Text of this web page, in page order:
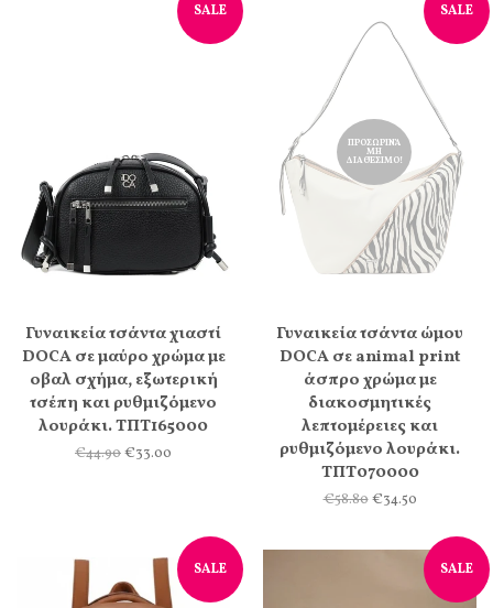
SALE
Γυναικεία τσάντα χιαστί
DOCA σε μαύρο χρώμα με
οβαλ σχήμα, εξωτερική
τσέπη και ρυθμιζόμενο
λουράκι. ΤΠΤ165000
€44.90€33.00
SALE
ΠΡΟΣΩΡΙΝΆ
ΜΗ
ΔΙΑΘΈΣΙΜΟ!
Γυναικεία τσάντα ώμου
DOCA σε animal print
άσπρο χρώμα με
διακοσμητικές
λεπτομέρειες και
ρυθμιζόμενο λουράκι.
ΤΠΤ070000
€58.80€34.50
SALE SALE